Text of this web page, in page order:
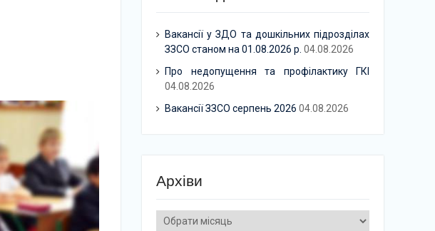
Вакансії у ЗДО та дошкільних підрозділах
ЗЗСО станом на 01.08.2026 р. 04.08.2026
Про недопущення та профілактику ГКІ
04.08.2026
Вакансії ЗЗСО серпень 2026 04.08.2026
Архіви
Архіви